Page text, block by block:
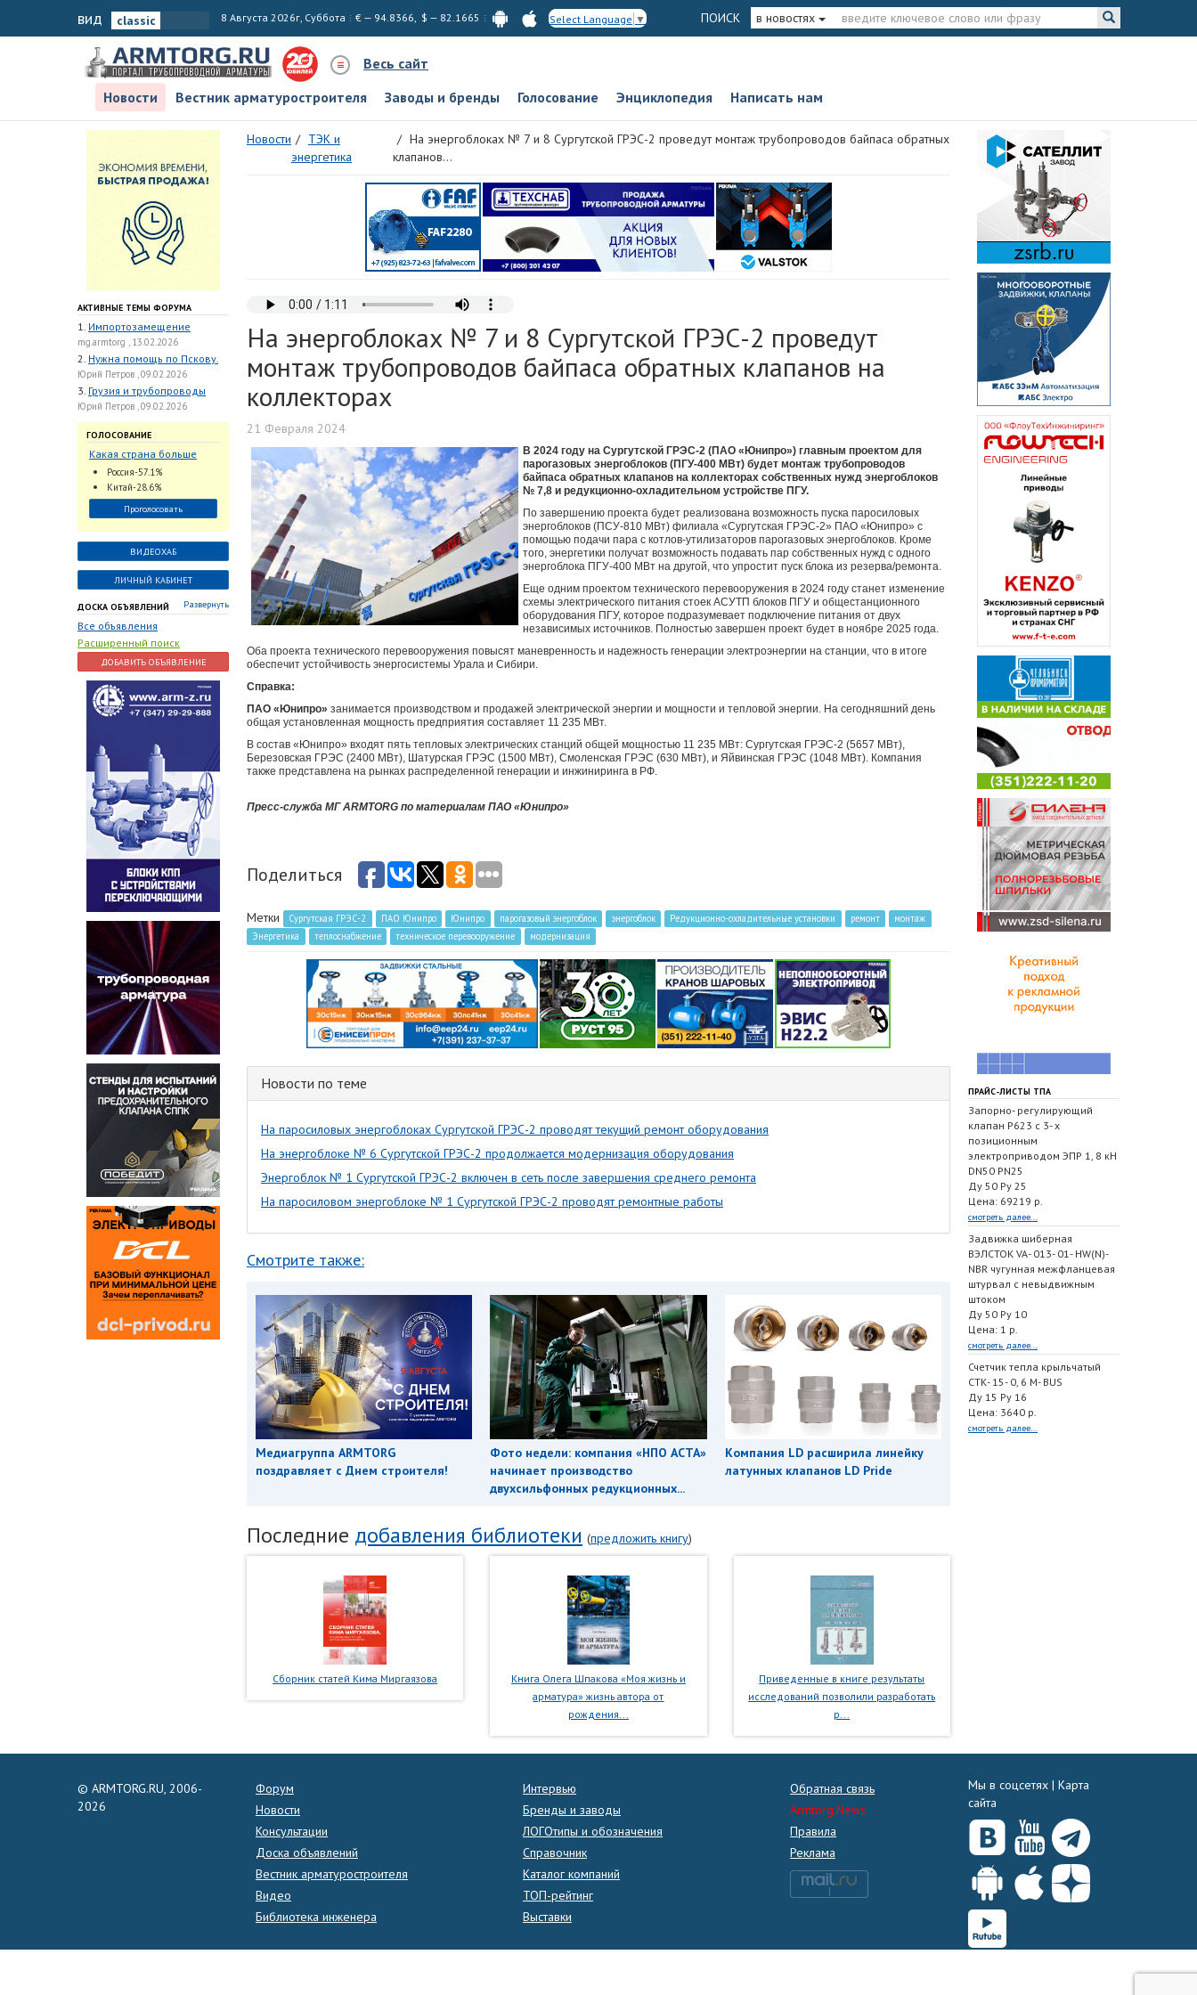
вид 8 Августа 2026г, Суббота € — 94.8366, $ — 82.1665 Select Language ▼ ПОИСК в новостях
Весь сайт
Новости
Вестник арматуростроителя Заводы и бренды Голосование Энциклопедия Написать нам
АКТИВНЫЕ ТЕМЫ ФОРУМА
1. Импортозамещение
mg.armtorg , 13.02.2026
2. Нужна помощь по Пскову.
Юрий Петров , 09.02.2026
3. Грузия и трубопроводы
Юрий Петров , 09.02.2026
ГОЛОСОВАНИЕ
Какая страна больше
всего поставляет
трубопроводную
арматуру в химическую
отрасль?
Россия-57.1%
Китай-28.6%
Проголосовать
ВИДЕОХАБ
ЛИЧНЫЙ КАБИНЕТ
ДОСКА ОБЪЯВЛЕНИЙ Развернуть
Все объявления
Расширенный поиск
ДОБАВИТЬ ОБЪЯВЛЕНИЕ
Новости
ТЭК и
энергетика
На энергоблоках № 7 и 8 Сургутской ГРЭС-2 проведут монтаж трубопроводов байпаса обратных
клапанов...
На энергоблоках № 7 и 8 Сургутской ГРЭС-2 проведут
монтаж трубопроводов байпаса обратных клапанов на
коллекторах
21 Февраля 2024
В 2024 году на Сургутской ГРЭС-2 (ПАО «Юнипро») главным проектом для
парогазовых энергоблоков (ПГУ-400 МВт) будет монтаж трубопроводов
байпаса обратных клапанов на коллекторах собственных нужд энергоблоков
№ 7,8 и редукционно-охладительном устройстве ПГУ.
По завершению проекта будет реализована возможность пуска паросиловых
энергоблоков (ПСУ-810 МВт) филиала «Сургутская ГРЭС-2» ПАО «Юнипро» с
помощью подачи пара с котлов-утилизаторов парогазовых энергоблоков. Кроме
того, энергетики получат возможность подавать пар собственных нужд с одного
энергоблока ПГУ-400 МВт на другой, что упростит пуск блока из резерва/ремонта.
Еще одним проектом технического перевооружения в 2024 году станет изменение
схемы электрического питания стоек АСУТП блоков ПГУ и общестанционного
оборудования ПГУ, которое подразумевает подключение питания от двух
независимых источников. Полностью завершен проект будет в ноябре 2025 года.
Оба проекта технического перевооружения повысят маневренность и надежность генерации электроэнергии на станции, что в итоге
обеспечит устойчивость энергосистемы Урала и Сибири.
Справка:
ПАО «Юнипро» занимается производством и продажей электрической энергии и мощности и тепловой энергии. На сегодняшний день
общая установленная мощность предприятия составляет 11 235 МВт.
В состав «Юнипро» входят пять тепловых электрических станций общей мощностью 11 235 МВт: Сургутская ГРЭС-2 (5657 МВт),
Березовская ГРЭС (2400 МВт), Шатурская ГРЭС (1500 МВт), Смоленская ГРЭС (630 МВт), и Яйвинская ГРЭС (1048 МВт). Компания
также представлена на рынках распределенной генерации и инжиниринга в РФ.
Пресс-служба МГ ARMTORG по материалам ПАО «Юнипро»
Поделиться
Метки Сургутская ГРЭС-2 ПАО Юнипро Юнипро парогазовый энергоблок энергоблок Редукционно-охладительные установки ремонт
монтаж
Энергетика
теплоснабжение техническое перевооружение модернизация
Новости по теме
На паросиловых энергоблоках Сургутской ГРЭС-2 проводят текущий ремонт оборудования
На энергоблоке № 6 Сургутской ГРЭС-2 продолжается модернизация оборудования
Энергоблок № 1 Сургутской ГРЭС-2 включен в сеть после завершения среднего ремонта
На паросиловом энергоблоке № 1 Сургутской ГРЭС-2 проводят ремонтные работы
Смотрите также:
Медиагруппа ARMTORG
поздравляет с Днем строителя!
Фото недели: компания «НПО АСТА»
начинает производство
двухсильфонных редукционных...
Компания LD расширила линейку
латунных клапанов LD Pride
Последние добавления библиотеки (предложить книгу)
Сборник статей Кима Миргаязова
Книга Олега Шпакова «Моя жизнь и
арматура» жизнь автора от
рождения...
Приведенные в книге результаты
исследований позволили разработать
р...
ПРАЙС-ЛИСТЫ ТПА
Запорно- регулирующий
клапан Р623 с 3- х
позиционным
электроприводом ЭПР 1, 8 кН
DN50 PN25
Ду 50 Ру 25
Цена: 69219 р.
смотреть далее...
Задвижка шиберная
ВЭЛСТОК VA- 013- 01- HW(N)-
NBR чугунная межфланцевая
штурвал с невыдвижным
штоком
Ду 50 Ру 10
Цена: 1 р.
смотреть далее...
Счетчик тепла крыльчатый
СТК- 15- 0, 6 M- BUS
Ду 15 Ру 16
Цена: 3640 р.
смотреть далее...
© ARMTORG.RU, 2006-
2026
Форум
Новости
Консультации
Доска объявлений
Вестник арматуростроителя
Видео
Библиотека инженера
Интервью
Бренды и заводы
ЛОГОтипы и обозначения
Справочник
Каталог компаний
ТОП-рейтинг
Выставки
Обратная связь
Armtorg.News
Правила
Реклама
Мы в соцсетях | Карта
сайта